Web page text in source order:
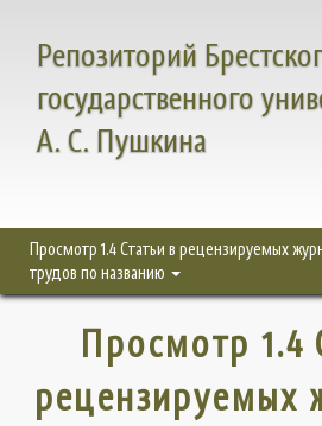
Репозиторий
государственного
А. С. Пушкина
Просмотр 1.4 Статьи в рецензируемых
трудов по названию
Просмотр 1.4
рецензируемых